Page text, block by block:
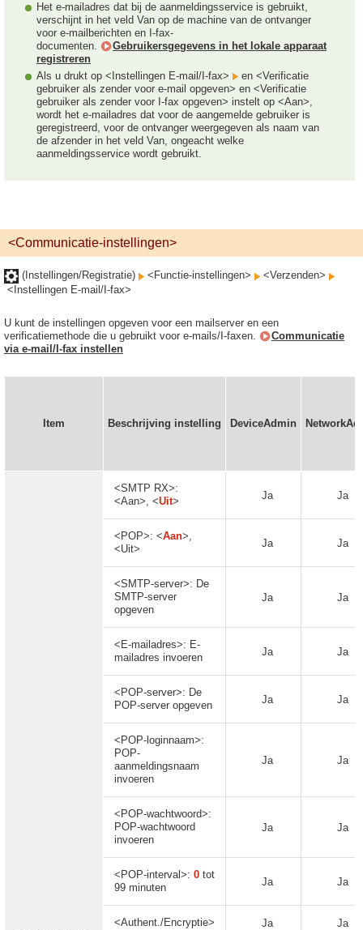
Het e-mailadres dat bij de aanmeldingsservice is gebruikt,
verschijnt in het veld Van op de machine van de ontvanger
voor e-mailberichten en I-fax-
documenten.
Gebruikersgegevens in het lokale apparaat
registreren
Als u drukt op <Instellingen E-mail/I-fax>
en <Verificatie
gebruiker als zender voor e-mail opgeven> en <Verificatie
gebruiker als zender voor I-fax opgeven> instelt op <Aan>,
wordt het e-mailadres dat voor de aangemelde gebruiker is
geregistreerd, voor de ontvanger weergegeven als naam van
de afzender in het veld Van, ongeacht welke
aanmeldingsservice wordt gebruikt.
<Communicatie-instellingen>
(Instellingen/Registratie) <Functie-instellingen>
<Verzenden>
<Instellingen E-mail/I-fax>
U kunt de instellingen opgeven voor een mailserver en een
verificatiemethode die u gebruikt voor e-mails/I-faxen.
Communicatie
via e-mail/I-fax instellen
Item Beschrijving instelling DeviceAdmin
<SMTP RX>:
<Aan>, <Uit> Ja Ja
<POP>: <Aan>,
<Uit>
Ja Ja
<SMTP-server>: De
SMTP-server
opgeven
Ja Ja
<E-mailadres>: E-
mailadres invoeren
Ja Ja
<POP-server>: De
POP-server opgeven
Ja Ja
<POP-loginnaam>:
POP-
aanmeldingsnaam
invoeren
Ja Ja
<POP-wachtwoord>:
POP-wachtwoord
invoeren
Ja Ja
<POP-interval>: 0 tot
99 minuten
Ja Ja
<Authent./Encryptie> Ja Ja